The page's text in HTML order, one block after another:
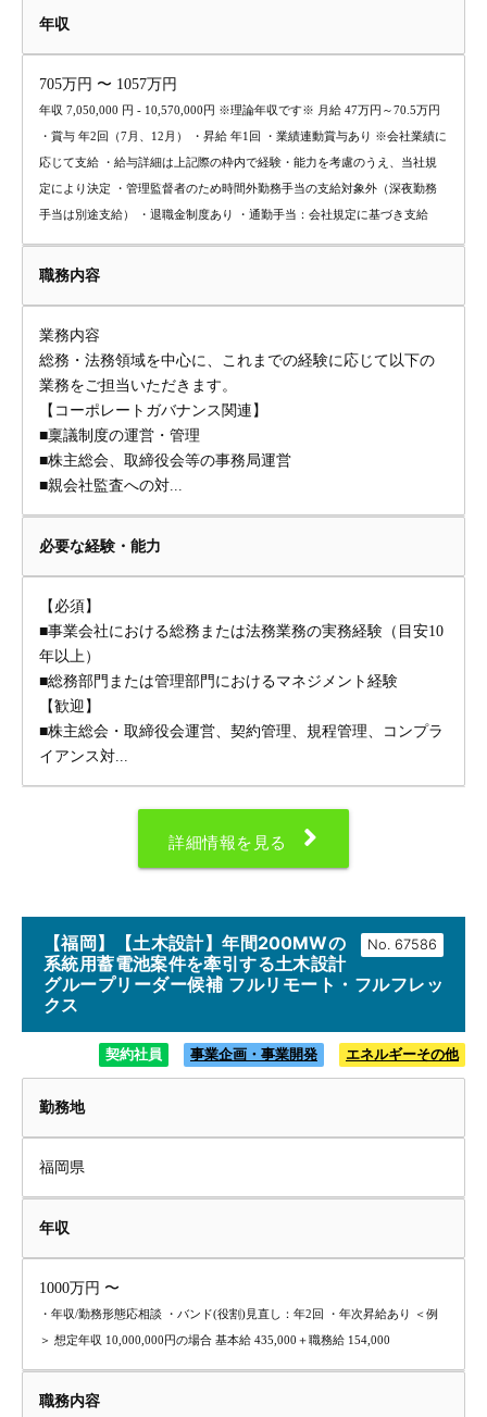
年収
705万円 〜 1057万円
年収 7,050,000 円 - 10,570,000円 ※理論年収です※ 月給 47万円～70.5万円
・賞与 年2回（7月、12月） ・昇給 年1回 ・業績連動賞与あり ※会社業績に
応じて支給 ・給与詳細は上記際の枠内で経験・能力を考慮のうえ、当社規
定により決定 ・管理監督者のため時間外勤務手当の支給対象外（深夜勤務
手当は別途支給） ・退職金制度あり ・通勤手当：会社規定に基づき支給
職務内容
業務内容
総務・法務領域を中心に、これまでの経験に応じて以下の
業務をご担当いただきます。
【コーポレートガバナンス関連】
■稟議制度の運営・管理
■株主総会、取締役会等の事務局運営
■親会社監査への対...
必要な経験・能力
【必須】
■事業会社における総務または法務業務の実務経験（目安10
年以上）
■総務部門または管理部門におけるマネジメント経験
【歓迎】
■株主総会・取締役会運営、契約管理、規程管理、コンプラ
イアンス対...
詳細情報を見る
No.
【福岡】【土木設計】年間200MWの
系統用蓄電池案件を牽引する土木設計
グループリーダー候補 フルリモート・フルフレッ
クス
契約社員 事業企画・事業開発 エネルギーその他
勤務地
福岡県
年収
1000万円 〜
・年収/勤務形態応相談 ・バンド(役割)見直し：年2回 ・年次昇給あり ＜例
＞ 想定年収 10,000,000円の場合 基本給 435,000＋職務給 154,000
職務内容